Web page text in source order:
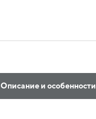
Описание и особенности